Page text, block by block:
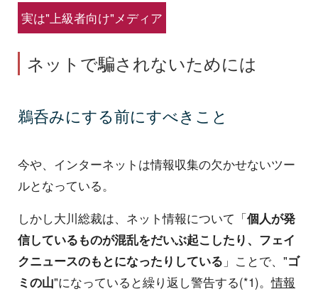
実は"上級者向け"メディア
ネットで騙されないためには
鵜呑みにする前にすべきこと
今や、インターネットは情報収集の欠かせないツー
ルとなっている。
しかし大川総裁は、ネット情報について「個人が発
信しているものが混乱をだいぶ起こしたり、フェイ
クニュースのもとになったりしている 」ことで、"ゴ
ミの山"になっていると繰り返し警告する(*1)。情報